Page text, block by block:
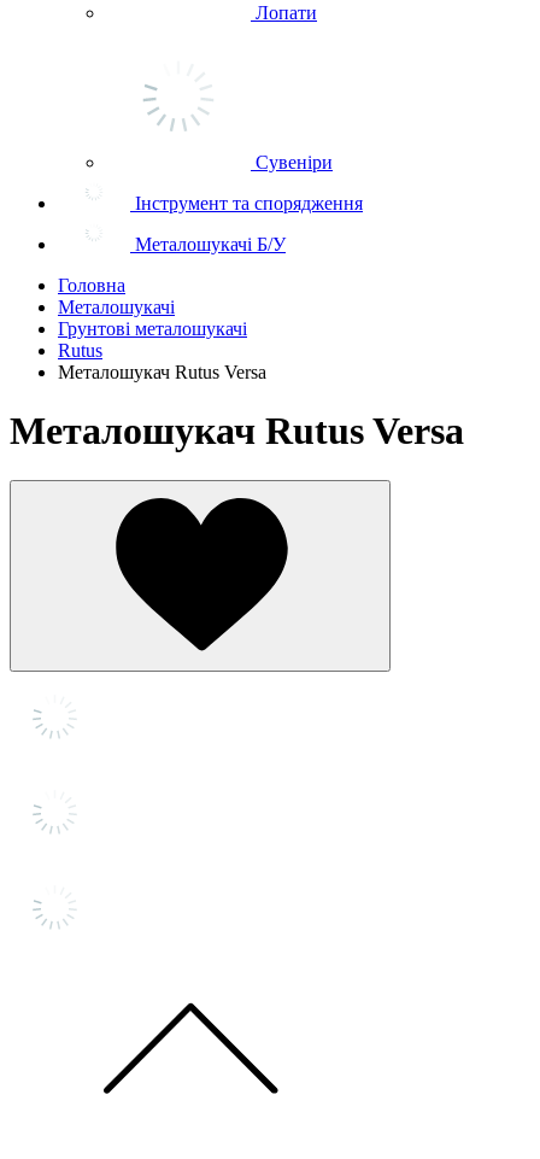
Лопати
Сувеніри
Інструмент та спорядження
Металошукачі Б/У
Головна
Металошукачі
Грунтові металошукачі
Rutus
Металошукач Rutus Versa
Металошукач Rutus Versa